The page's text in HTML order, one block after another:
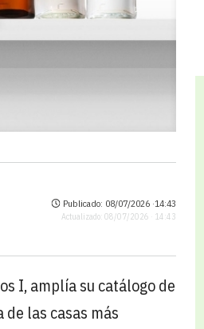
Publicado: 08/07/2026 ·14:43
Actualizado: 08/07/2026 · 14:43
I, amplía su catálogo de
de las casas más